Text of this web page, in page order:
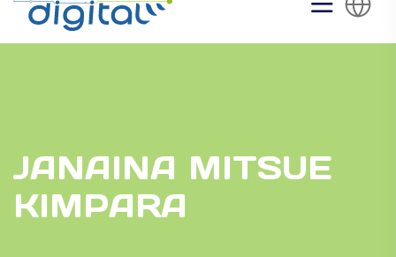
JANAINA MITSUE
KIMPARA